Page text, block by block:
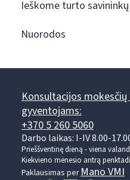
Ieškome turto savininkų
Nuorodos
Konsultacijos
gyventojams:
+370 5 260 5060
Darbo laikas: I-IV 8.00-
Prieššventinę dieną - viena
Kiekvieno mėnesio antrą
Paklausimas perMano VMI